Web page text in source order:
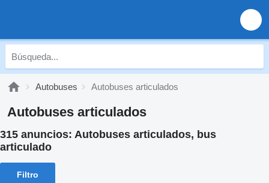
Autobuses Autobuses articulados
Autobuses articulados
315 anuncios: Autobuses articulados, bus
articulado
Filtro